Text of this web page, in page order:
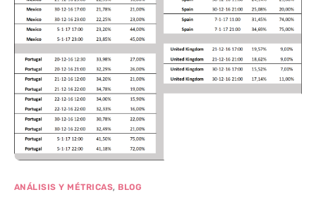
ANÁLISIS Y MÉTRICAS, BLOG